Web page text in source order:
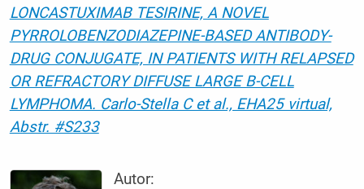
LONCASTUXIMAB TESIRINE, A NOVEL
PYRROLOBENZODIAZEPINE-BASED ANTIBODY-
DRUG CONJUGATE, IN PATIENTS WITH RELAPSED
OR REFRACTORY DIFFUSE LARGE B-CELL
LYMPHOMA. Carlo-Stella C et al., EHA25 virtual,
Abstr. #S233
Autor: